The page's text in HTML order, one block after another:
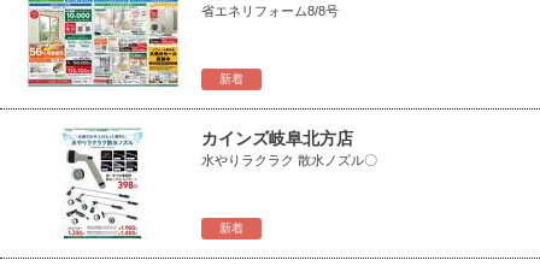
新着
省エネリフォーム8/8号
新着
カインズ岐阜北方店
水やりラクラク 散水ノズル〇